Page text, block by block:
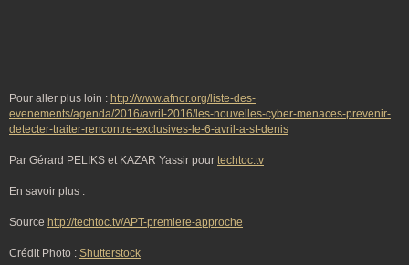
Pour aller plus loin : http://www.afnor.org/liste-des-
evenements/agenda/2016/avril-2016/les-nouvelles-cyber-menaces-prevenir-
detecter-traiter-rencontre-exclusives-le-6-avril-a-st-denis
Par Gérard PELIKS et KAZAR Yassir pour techtoc.tv
En savoir plus :
Source http://techtoc.tv/APT-premiere-approche
Crédit Photo : Shutterstock